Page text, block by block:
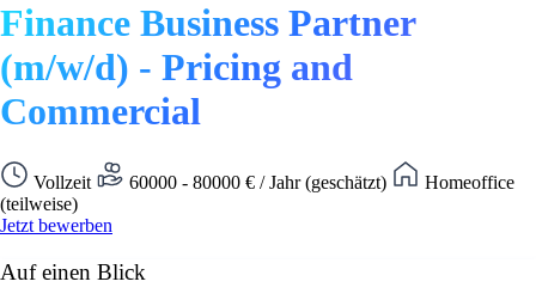
Finance Business Partner
(m/w/d) - Pricing and
Commercial
Vollzeit 60000 - 80000 € / Jahr (geschätzt)
Homeoffice
(teilweise)
Jetzt bewerben
Auf einen Blick